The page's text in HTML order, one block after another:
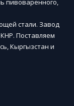
пивоваренного,
стали. Завод
Поставляем
Кыргызстан и